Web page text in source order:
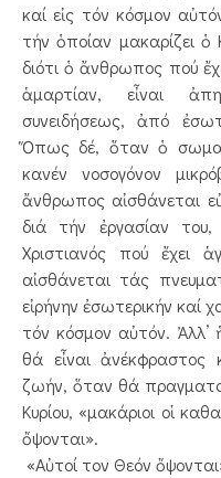
καί εἰς τόν κόσμον
τήν ὁποίαν μακαρίζει ὁ
διότι ὁ ἄνθρωπος πού
ἁμαρτίαν, εἶναι
συνειδήσεως, ἀπό
Ὅπως δέ, ὅταν ὁ
κανέν νοσογόνον
ἄνθρωπος αἰσθάνεται
διά τήν ἐργασίαν
Χριστιανός πού ἔχει
αἰσθάνεται τάς
εἰρήνην ἐσωτερικήν καί
τόν κόσμον αὐτόν.
θά εἶναι ἀνέκφραστος
ζωήν, ὅταν θά
Κυρίου, «μακάριοι οἱ
ὄψονται».
«Αὐτοί τον Θεόν